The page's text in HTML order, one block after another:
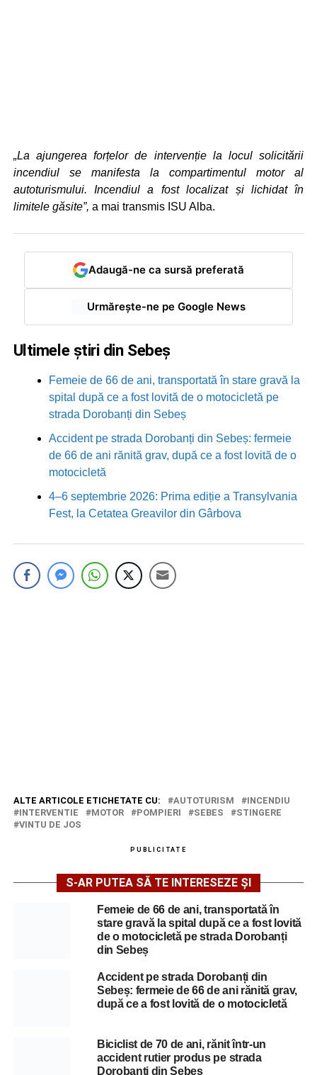
„La ajungerea forțelor de intervenție la locul solicitării
incendiul se manifesta la compartimentul motor al
autoturismului. Incendiul a fost localizat și lichidat în
limitele găsite”, a mai transmis ISU Alba.
Adaugă-ne ca sursă preferată
Urmărește-ne pe Google News
Ultimele știri din Sebeș
Femeie de 66 de ani, transportată în stare gravă la
spital după ce a fost lovită de o motocicletă pe
strada Dorobanți din Sebeș
Accident pe strada Dorobanți din Sebeș: fermeie
de 66 de ani rănită grav, după ce a fost lovită de o
motocicletă
4–6 septembrie 2026: Prima ediție a Transylvania
Fest, la Cetatea Greavilor din Gârbova
ALTE ARTICOLE ETICHETATE CU: AUTOTURISM
INCENDIU
INTERVENTIE
MOTOR POMPIERI SEBES
STINGERE
VINTU DE JOS
PUBLICITATE
S-AR PUTEA SĂ TE INTERESEZE ȘI
Femeie de 66 de ani, transportată în
stare gravă la spital după ce a fost lovită
de o motocicletă pe strada Dorobanți
din Sebeș
Accident pe strada Dorobanți din
Sebeș: fermeie de 66 de ani rănită grav,
după ce a fost lovită de o motocicletă
Biciclist de 70 de ani, rănit într-un
accident rutier produs pe strada
Dorobanți din Sebeș